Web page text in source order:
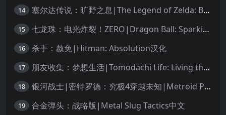
14 塞尔达传说：旷野之息|The Legend of Zelda: Breath of the Wild中文
15 七龙珠：电光炸裂！ZERO|Dragon Ball: Sparking! Zero中文
16 杀手：赦免|Hitman: Absolution汉化
17 朋友收集：梦想生活|Tomodachi Life: Living the Dream中文
18 银河战士|密特罗德：究极4穿越未知|Metroid Prime 4: Beyond中文
19 合金弹头：战略版|Metal Slug Tactics中文